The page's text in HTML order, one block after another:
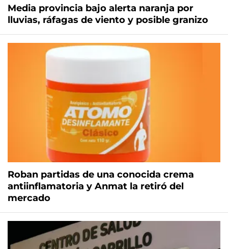
Media provincia bajo alerta naranja por
lluvias, ráfagas de viento y posible granizo
Roban partidas de una conocida crema
antiinflamatoria y Anmat la retiró del
mercado